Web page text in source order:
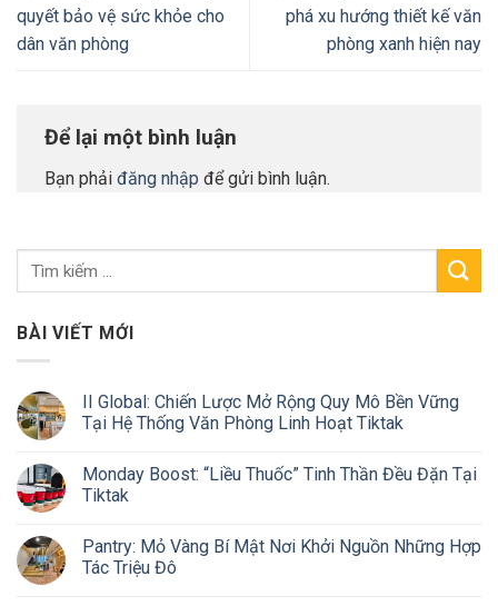
quyết bảo vệ sức khỏe cho
dân văn phòng
phá xu hướng thiết kế văn
phòng xanh hiện nay
Để lại một bình luận
Bạn phải đăng nhập để gửi bình luận.
BÀI VIẾT MỚI
II Global: Chiến Lược Mở Rộng Quy Mô Bền Vững
Tại Hệ Thống Văn Phòng Linh Hoạt Tiktak
Monday Boost: “Liều Thuốc” Tinh Thần Đều Đặn Tại
Tiktak
Pantry: Mỏ Vàng Bí Mật Nơi Khởi Nguồn Những Hợp
Tác Triệu Đô